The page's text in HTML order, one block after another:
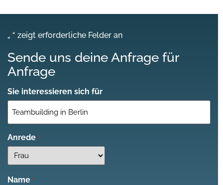
„*“ zeigt erforderliche Felder an
Sende uns deine Anfrage für
Anfrage
Sie interessieren sich für
Anrede *
Name *